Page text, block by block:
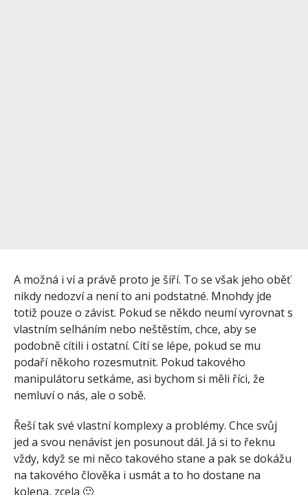
A možná i ví a právě proto je šíří. To se však jeho oběť
nikdy nedozví a není to ani podstatné. Mnohdy jde
totiž pouze o závist. Pokud se někdo neumí vyrovnat s
vlastním selháním nebo neštěstím, chce, aby se
podobně cítili i ostatní. Cítí se lépe, pokud se mu
podaří někoho rozesmutnit. Pokud takového
manipulátoru setkáme, asi bychom si měli říci, že
nemluví o nás, ale o sobě.
Řeší tak své vlastní komplexy a problémy. Chce svůj
jed a svou nenávist jen posunout dál. Já si to řeknu
vždy, když se mi něco takového stane a pak se dokážu
na takového člověka i usmát a to ho dostane na
kolena, zcela 🙂